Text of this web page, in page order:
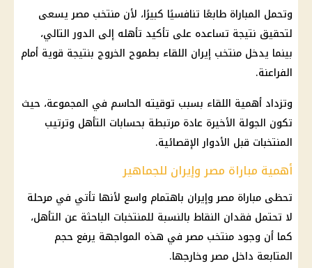
وتحمل المباراة طابعًا تنافسيًا كبيرًا، لأن منتخب مصريسعى
لتحقيق نتيجة تساعده على تأكيد تأهله إلى الدور التالي،
بينما يدخل منتخب إيران اللقاء بطموح الخروج بنتيجة قوية أمام
الفراعنة.
وتزداد أهمية اللقاء بسبب توقيته الحاسم في المجموعة، حيث
تكون الجولة الأخيرة عادة مرتبطة بحسابات التأهل وترتيب
المنتخبات قبل الأدوار الإقصائية.
أهمية مباراة مصر وإيران للجماهير
تحظى مباراة مصر وإيران باهتمام واسع لأنها تأتي في مرحلة
لا تحتمل فقدان النقاط بالنسبة للمنتخبات الباحثة عن التأهل،
كما أن وجود منتخب مصرفي هذه المواجهة يرفع حجم
المتابعة داخل مصر وخارجها.